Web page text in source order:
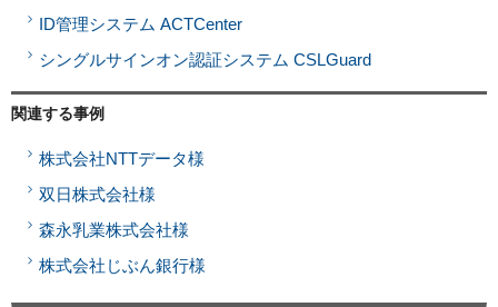
ID管理システム ACTCenter
シングルサインオン認証システム CSLGuard
関連する事例
株式会社NTTデータ様
双日株式会社様
森永乳業株式会社様
株式会社じぶん銀行様